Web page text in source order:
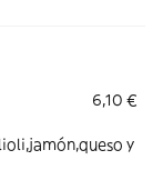
6,10 €
y